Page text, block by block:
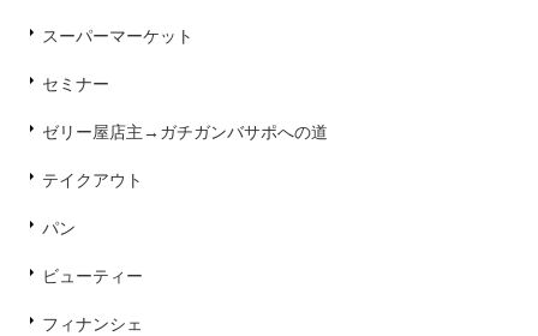
スーパーマーケット
セミナー
ゼリー屋店主→ガチガンバサポへの道
テイクアウト
パン
ビューティー
フィナンシェ